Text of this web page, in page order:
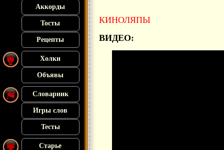
Аккорды
Тосты
Рецепты
Холки
Объявы
Словарник
Игры слов
Тесты
Старье
КИНОЛЯПЫ
ВИДЕО: